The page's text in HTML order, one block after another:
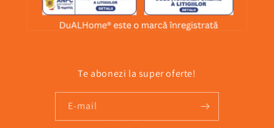
Te abonezi la super oferte!
E-mail